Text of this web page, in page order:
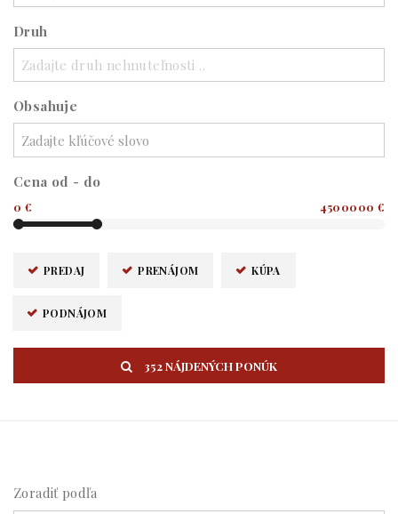
Druh
Zadajte druh nehnuteľnosti ..
Obsahuje
Cena od - do
0 € 4500000 €
PREDAJ PRENÁJOM KÚPA
PODNÁJOM
352 NÁJDENÝCH PONÚK
Zoradiť podľa